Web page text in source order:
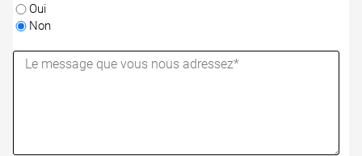
Oui
Non